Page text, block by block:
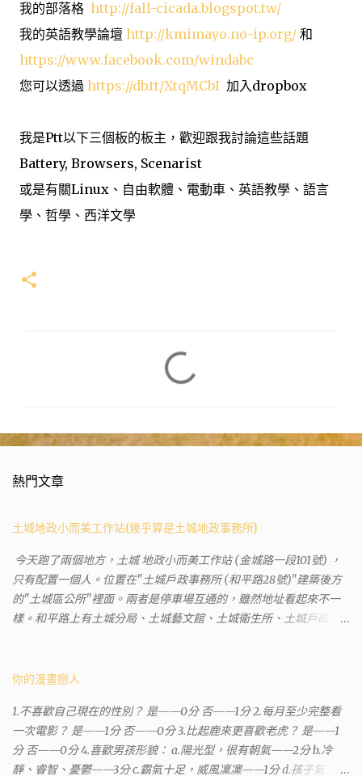
我的部落格 http://fall-cicada.blogspot.tw/
我的英語教學論壇 http://kmimayo.no-ip.org/ 和
https://www.facebook.com/windabc
您可以透過 https://db.tt/XtqMCbI 加入dropbox
我是Ptt以下三個板的板主，歡迎跟我討論這些話題
Battery, Browsers, Scenarist
或是有關Linux、自由軟體、電動車、英語教學、語言
學、哲學、西洋文學
熱門文章
土城地政小而美工作站(幾乎算是土城地政事務所)
今天跑了兩個地方，土城 地政小而美工作站 (金城路一段101號) ，
只有配置一個人。位置在"土城戶政事務所 (和平路28號)"建築後方
的"土城區公所"裡面。兩者是停車場互通的，雖然地址看起來不一
樣。和平路上有土城分局、土城藝文館、土城衛生所、土城戶政事
沒有正式的地政事務所，只有地政小而美工作站 ，也已經能處理大
到以後還真嚇了一跳，這一看就有問題。要是我拿著那不被承認、
有問題的幽靈合約恐怕還調不到資源。但我不知道審判時法官會不
會去調閱這些資料。因為沒把握每個法官或檢察官都公正細心，在
你的漫畫戀人
1.不喜歡自己現在的性別？ 是——0分 否——1分 2.每月至少完整看
一次電影？ 是——1分 否——0分 3.比起鹿來更喜歡老虎？ 是——1
分 否——0分 4.喜歡男孩形貌： a.陽光型，很有朝氣——2分 b.冷
靜、睿智、憂鬱——3分 c.霸氣十足，威風凜凜——1分 d.孩子氣，十